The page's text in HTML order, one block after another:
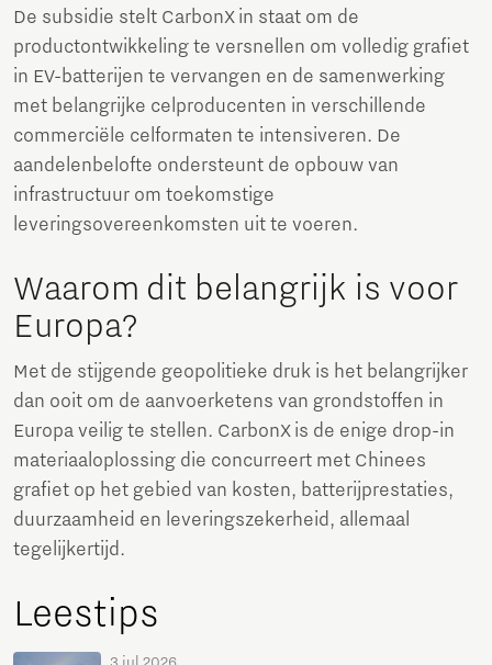
De subsidie stelt CarbonX in staat om de
productontwikkeling te versnellen om volledig grafiet
in EV-batterijen te vervangen en de samenwerking
met belangrijke celproducenten in verschillende
commerciële celformaten te intensiveren. De
aandelenbelofte ondersteunt de opbouw van
infrastructuur om toekomstige
leveringsovereenkomsten uit te voeren.
Waarom dit belangrijk is voor
Europa?
Met de stijgende geopolitieke druk is het belangrijker
dan ooit om de aanvoerketens van grondstoffen in
Europa veilig te stellen. CarbonX is de enige drop-in
materiaaloplossing die concurreert met Chinees
grafiet op het gebied van kosten, batterijprestaties,
duurzaamheid en leveringszekerheid, allemaal
tegelijkertijd.
Leestips